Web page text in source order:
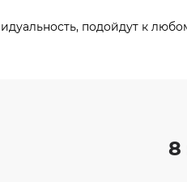
подойдут к
8